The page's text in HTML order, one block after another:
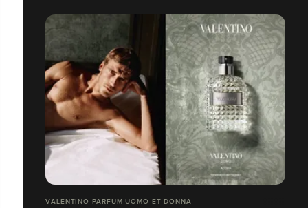
VALENTINO PARFUM UOMO ET DONNA